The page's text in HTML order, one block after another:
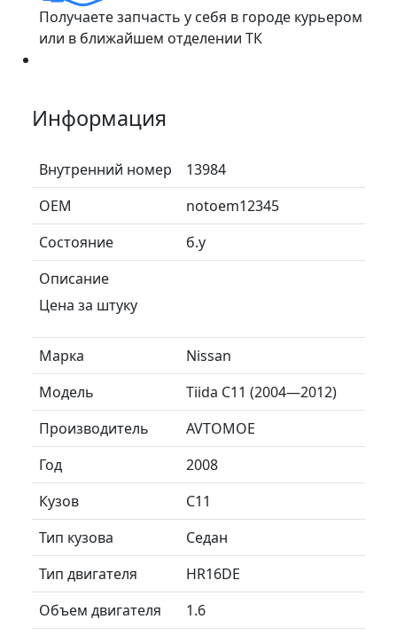
Получаете запчасть у себя в городе курьером
или в ближайшем отделении ТК
Информация
Внутренний номер
13984
ОЕМ
notoem12345
Состояние
б.у
Описание
Цена за штуку
Марка
Nissan
Модель
Tiida C11 (2004—2012)
Производитель
AVTOMOE
Год
2008
Кузов
C11
Тип кузова
Седан
Тип двигателя
HR16DE
Объем двигателя
1.6